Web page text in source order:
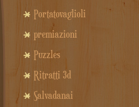
Portatovaglioli
premiazioni
Puzzles
Ritratti 3d
Salvadanai